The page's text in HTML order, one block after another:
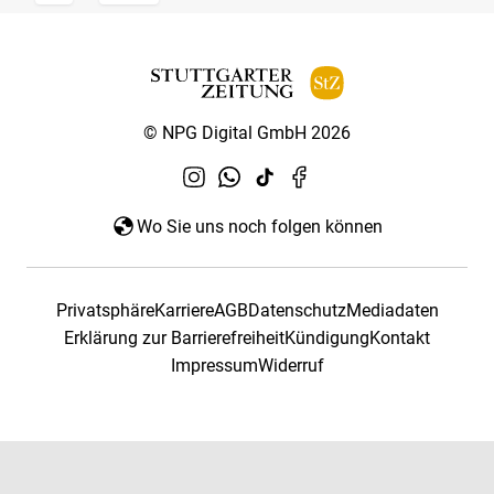
© NPG Digital GmbH 2026
Wo Sie uns noch folgen können
PrivatsphäreKarriereAGBDatenschutzMediadaten
Erklärung zur BarrierefreiheitKündigungKontakt
ImpressumWiderruf